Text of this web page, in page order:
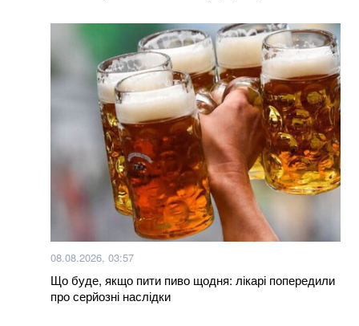
08.08.2026, 03:57
Що буде, якщо пити пиво щодня: лікарі попередили
про серйозні наслідки